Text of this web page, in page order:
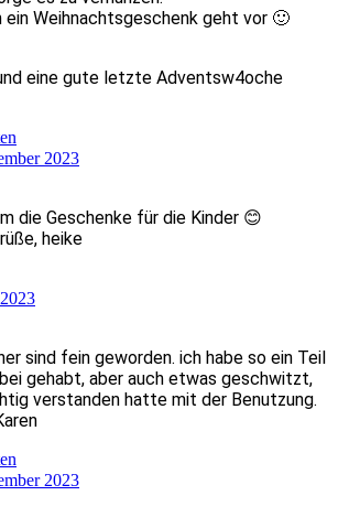
ein Weihnachtsgeschenk geht vor 🙂
eine gute letzte Adventsw4oche
2023
die Geschenke für die Kinder 😊
heike
sind fein geworden. ich habe so ein Teil
gehabt, aber auch etwas geschwitzt,
verstanden hatte mit der Benutzung.
2023